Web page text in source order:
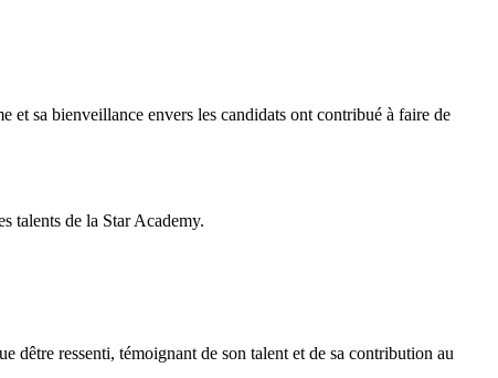
et sa bienveillance envers les candidats ont contribué à faire de
talents de la Star Academy.
dêtre ressenti, témoignant de son talent et de sa contribution au